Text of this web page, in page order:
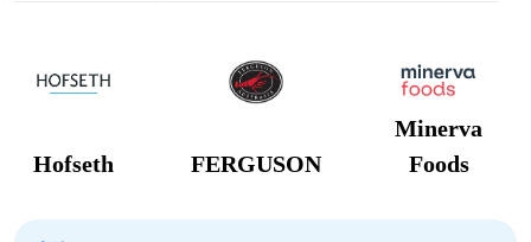
BAP认证产品，使得泰国在与厄瓜多尔、印度等低成
本竞争对手的博弈中处于劣势，而马来西亚正在推行
的更严格的进口监控体系意味着未来可能对更多农产
Hofseth FERGUSON
Minerva
Foods